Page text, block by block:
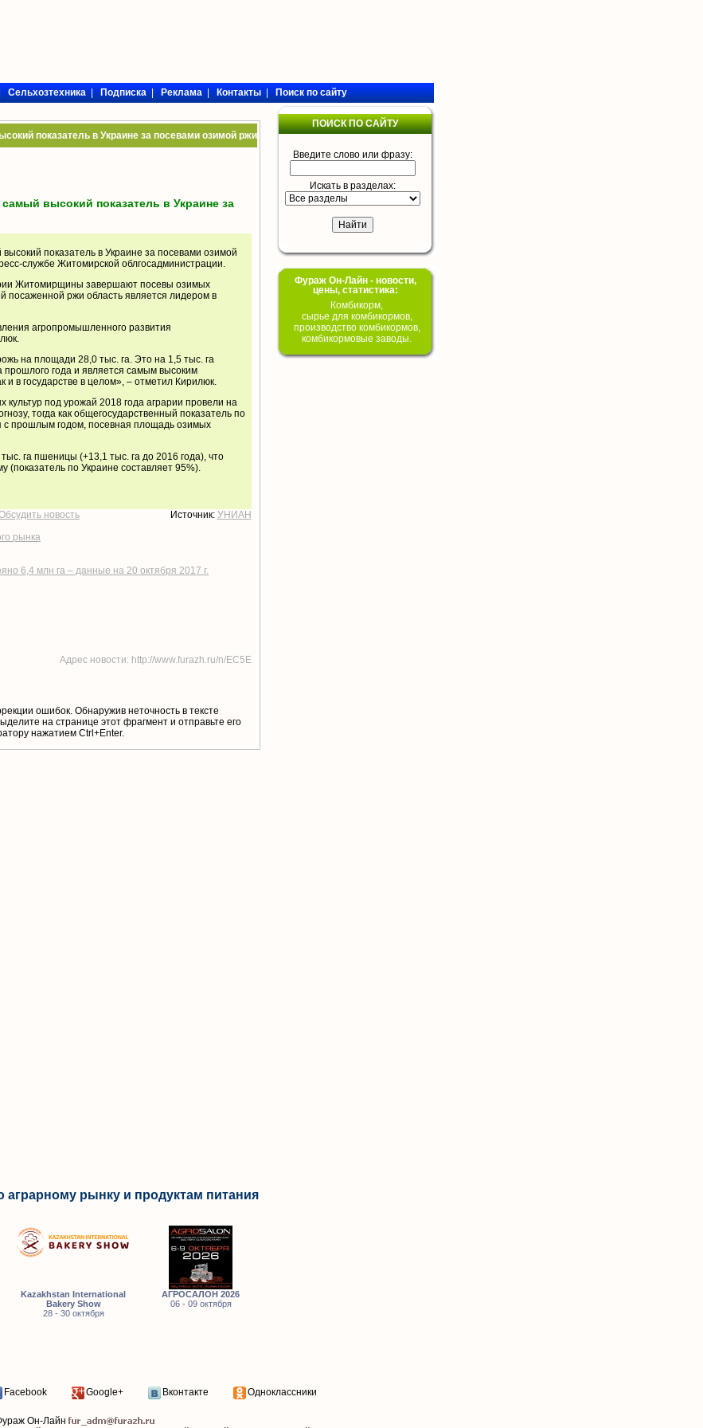
Сельхозтехника|Подписка|Реклама|Контакты|Поиск по сайту
показатель в Украине за посевами озимой ржи
высокий показатель в Украине за
показатель в Украине за посевами озимой
службе Житомирской облгосадминистрации.
Житомирщины завершают посевы озимых
посаженной ржи область является лидером в
агропромышленного развития
на площади 28,0 тыс. га. Это на 1,5 тыс. га
года и является самым высоким
и в государстве в целом», – отметил Кирилюк.
культур под урожай 2018 года аграрии провели на
тогда как общегосударственный показатель по
с прошлым годом, посевная площадь озимых
га пшеницы (+13,1 тыс. га до 2016 года), что
(показатель по Украине составляет 95%).
новость Источник: УНИАН
рынка
6,4 млн га – данные на 20 октября 2017 г.
Адрес новости: http://www.furazh.ru/n/EC5E
ошибок. Обнаружив неточность в тексте
на странице этот фрагмент и отправьте его
нажатием Ctrl+Enter.
ПОИСК ПО САЙТУ
Введите слово или фразу:
Искать в разделах:
Фураж Он-Лайн - новости,
цены, статистика:
Комбикорм,
сырье для комбикормов,
производство комбикормов,
комбикормовые заводы.
рынку и продуктам питания
Kazakhstan International
Bakery Show
28 - 30 октября
АГРОСАЛОН 2026
06 - 09 октября
Facebook Google+ Вконтакте Одноклассники
Он-Лайн